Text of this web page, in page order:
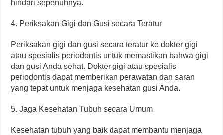
hindari sepenuhnya.
4. Periksakan Gigi dan Gusi secara Teratur
Periksakan gigi dan gusi secara teratur ke dokter gigi
atau spesialis periodontis untuk memastikan bahwa gigi
dan gusi Anda sehat. Dokter gigi atau spesialis
periodontis dapat memberikan perawatan dan saran
yang tepat untuk menjaga kesehatan gusi Anda.
5. Jaga Kesehatan Tubuh secara Umum
Kesehatan tubuh yang baik dapat membantu menjaga